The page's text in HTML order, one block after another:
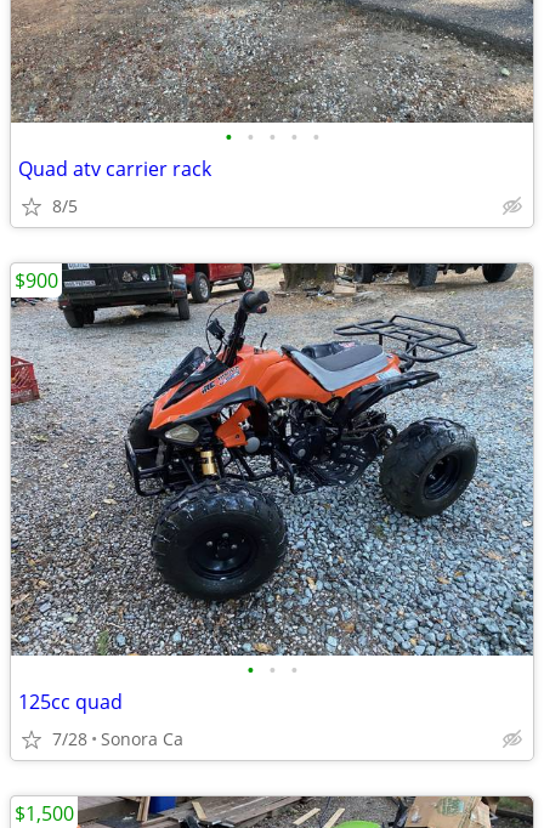
• • • • •
Quad atv carrier rack
8/5
• • •
125cc quad
7/28 Sonora Ca
$900
$1,500